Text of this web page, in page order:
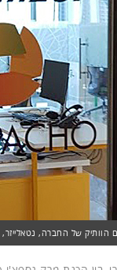
של החברה,